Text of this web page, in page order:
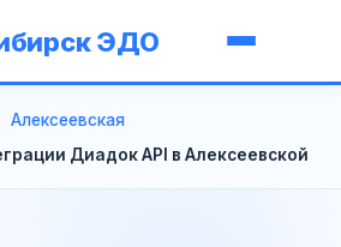
ЭДО
Алексеевская
Диадок API в Алексеевской